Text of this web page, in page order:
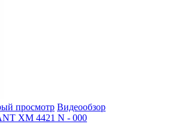
просмотр Видеообзор
ХМ 4421 N - 000